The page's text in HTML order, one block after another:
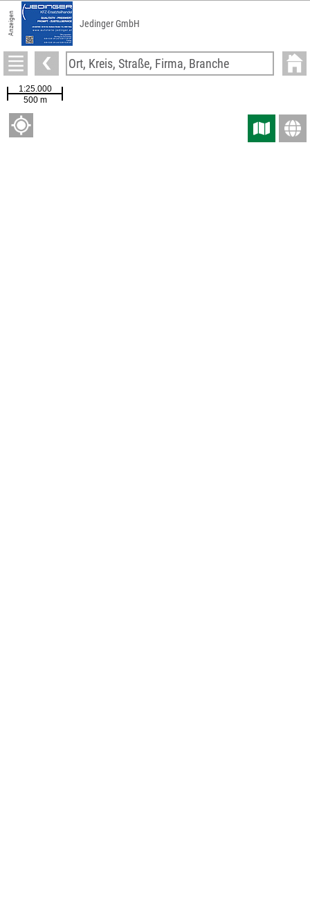
Anzeigen Jedinger GmbH